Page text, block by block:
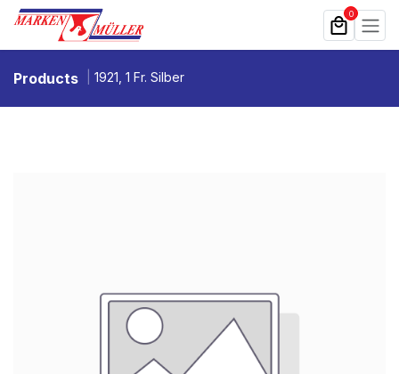
Zum Inhalt springen 0
Products 1921, 1 Fr. Silber